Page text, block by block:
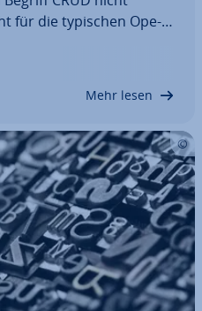
für die typischen Ope­
Mehr lesen